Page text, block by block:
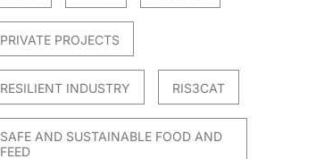
PRIVATE PROJECTS
RESILIENT INDUSTRY RIS3CAT
SAFE AND SUSTAINABLE FOOD AND
FEED